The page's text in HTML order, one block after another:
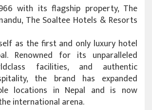
with its flagship property, The
The Soaltee Hotels & Resorts
as the first and only luxury hotel
Renowned for its unparalleled
facilities, and authentic
the brand has expanded
locations in Nepal and is now
international arena.